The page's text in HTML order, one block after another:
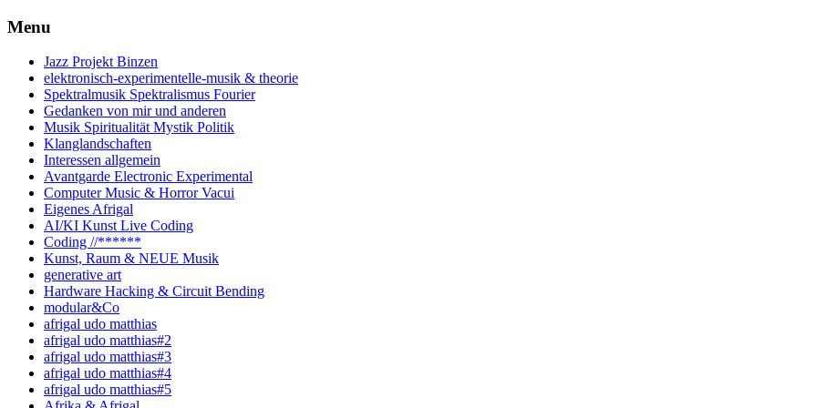
Skip
content
Menu
Jazz Projekt Binzen
elektronisch-experimentelle-musik & theorie
Spektralmusik Spektralismus Fourier
Gedanken von mir und anderen
Musik Spiritualität Mystik Politik
Klanglandschaften
Interessen allgemein
Avantgarde Electronic Experimental
Computer Music & Horror Vacui
Eigenes Afrigal
AI/KI Kunst Live Coding
Coding //******
Kunst, Raum & NEUE Musik
generative art
Hardware Hacking & Circuit Bending
modular&Co
afrigal udo matthias
afrigal udo matthias#2
afrigal udo matthias#3
afrigal udo matthias#4
afrigal udo matthias#5